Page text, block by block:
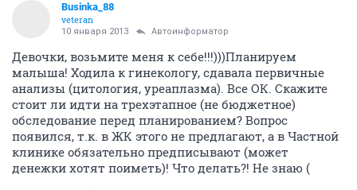
Businka_88
veteran
10 января 2013 Автоинформатор
Девочки, возьмите меня к себе!!!)))Планируем
малыша! Ходила к гинекологу, сдавала первичные
анализы (цитология, уреаплазма). Все ОК. Скажите
стоит ли идти на трехэтапное (не бюджетное)
обследование перед планированием? Вопрос
появился, т.к. в ЖК этого не предлагают, а в Частной
клинике обязательно предписывают (может
денежки хотят поиметь)! Что делать?! Не знаю (